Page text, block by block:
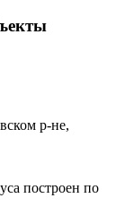
р-не,
построен по